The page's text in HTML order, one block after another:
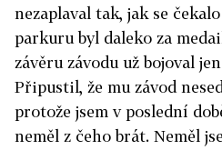
nezaplaval tak, jak se
parkuru byl daleko za
závěru závodu už bojoval
Připustil, že mu závod
protože jsem v poslední
neměl z čeho brát. Neměl